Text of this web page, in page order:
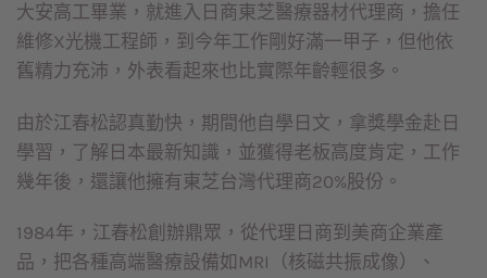
大安高工畢業，就進入日商東芝醫療器材代理商，擔任
維修X光機工程師，到今年工作剛好滿一甲子，但他依
舊精力充沛，外表看起來也比實際年齡輕很多。
由於江春松認真勤快，期間他自學日文，拿獎學金赴日
學習，了解日本最新知識，並獲得老板高度肯定，工作
幾年後，還讓他擁有東芝台灣代理商20%股份。
1984年，江春松創辦鼎眾，從代理日商到美商企業產
品，把各種高端醫療設備如MRI（核磁共振成像）、